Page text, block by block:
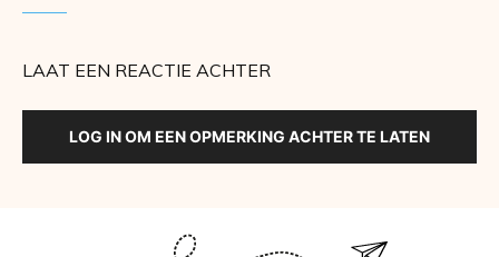
LAAT EEN REACTIE ACHTER
LOG IN OM EEN OPMERKING ACHTER TE LATEN